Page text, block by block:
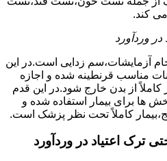
کند.
وردآورد
آزمایشات،سم زدایی است.در این
مناسب قرنطینه شده و اجازه
از بدن خارج شود.در این قدم
ها برای بیمار استفاده شده و
کاملاً تحت نظر پزشک است.
ترک اعتیاد در وردآورد